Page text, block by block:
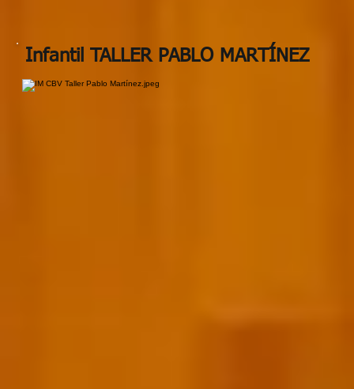
Infantil TALLER PABLO MARTÍNEZ